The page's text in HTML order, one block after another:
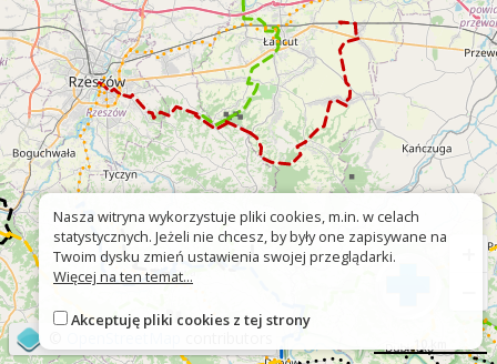
Nasza witryna wykorzystuje pliki cookies, m.in. w celach
statystycznych. Jeżeli nie chcesz, by były one zapisywane na
Twoim dysku zmień ustawienia swojej przeglądarki.
Więcej na ten temat...
Akceptuję pliki cookies z tej strony